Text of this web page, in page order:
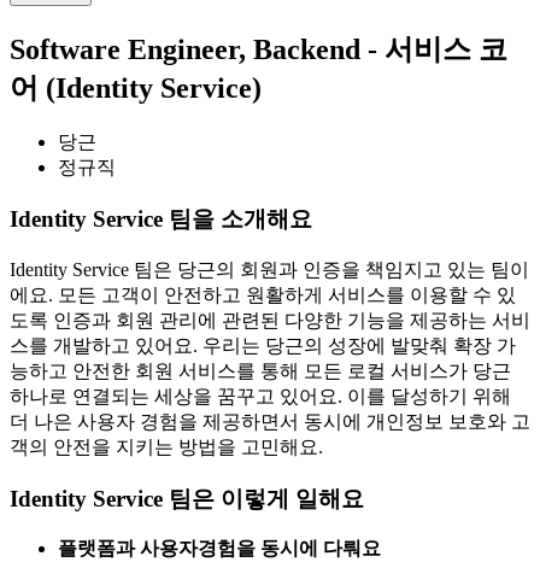
Software Engineer, Backend - 서비스 코
어 (Identity Service)
당근
정규직
Identity Service 팀을 소개해요
Identity Service 팀은 당근의 회원과 인증을 책임지고 있는 팀이
에요. 모든 고객이 안전하고 원활하게 서비스를 이용할 수 있
도록 인증과 회원 관리에 관련된 다양한 기능을 제공하는 서비
스를 개발하고 있어요. 우리는 당근의 성장에 발맞춰 확장 가
능하고 안전한 회원 서비스를 통해 모든 로컬 서비스가 당근
하나로 연결되는 세상을 꿈꾸고 있어요. 이를 달성하기 위해
더 나은 사용자 경험을 제공하면서 동시에 개인정보 보호와 고
객의 안전을 지키는 방법을 고민해요.
Identity Service 팀은 이렇게 일해요
플랫폼과 사용자경험을 동시에 다뤄요